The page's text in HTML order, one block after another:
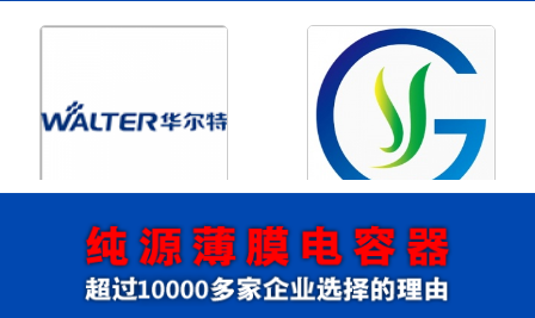
浙江华尔特机电股份有限公
司
浙江格瑶科技股份有限公司